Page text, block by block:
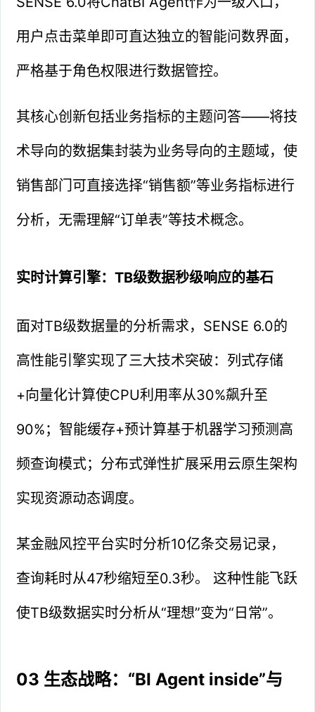
用户点击菜单即可直达独立的智能问数界面，
严格基于角色权限进行数据管控。
其核心创新包括业务指标的主题问答——将技
术导向的数据集封装为业务导向的主题域，使
销售部门可直接选择“销售额”等业务指标进行
分析，无需理解“订单表”等技术概念。
实时计算引擎：TB级数据秒级响应的基石
面对TB级数据量的分析需求，SENSE 6.0的
高性能引擎实现了三大技术突破：列式存储
+向量化计算使CPU利用率从30%飙升至
90%；智能缓存+预计算基于机器学习预测高
频查询模式；分布式弹性扩展采用云原生架构
实现资源动态调度。
某金融风控平台实时分析10亿条交易记录，
查询耗时从47秒缩短至0.3秒。 这种性能飞跃
使TB级数据实时分析从“理想”变为“日常”。
03 生态战略：“BI Agent inside”与